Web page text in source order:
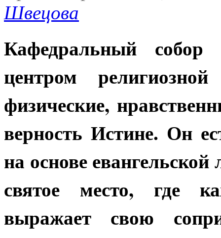
Швецова
Кафедральный
центром
физические,
верность Истине. Он
на основе
святое место, где
выражает свою